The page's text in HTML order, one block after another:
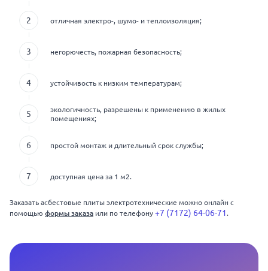
отличная электро-, шумо- и теплоизоляция;
негорючесть, пожарная безопасность;
устойчивость к низким температурам;
экологичность, разрешены к применению в жилых
помещениях;
простой монтаж и длительный срок службы;
доступная цена за 1 м2.
Заказать асбестовые плиты электротехнические можно онлайн с
помощью формы заказа или по телефону +7 (7172) 64-06-71.